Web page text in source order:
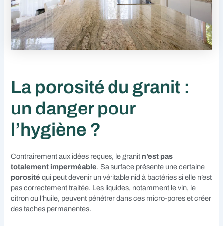
La porosité du granit :
un danger pour
l’hygiène ?
Contrairement aux idées reçues, le granit n’est pas
totalement imperméable. Sa surface présente une certaine
porosité qui peut devenir un véritable nid à bactéries si elle n’est
pas correctement traitée. Les liquides, notamment le vin, le
citron ou l’huile, peuvent pénétrer dans ces micro-pores et créer
des taches permanentes.